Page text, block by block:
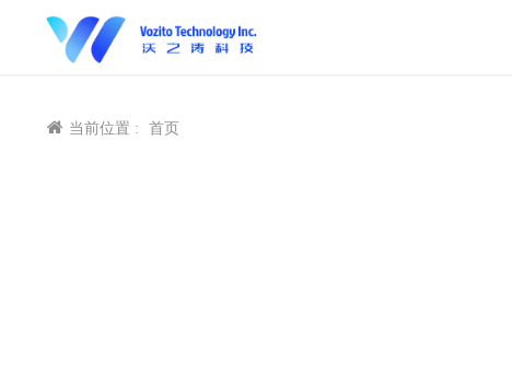
当前位置 : 首页